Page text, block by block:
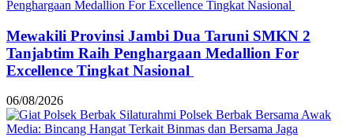
Mewakili Provinsi Jambi Dua Taruni SMKN 2
Tanjabtim Raih Penghargaan Medallion For
Excellence Tingkat Nasional
06/08/2026